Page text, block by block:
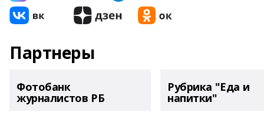
Партнеры
Фотобанк
журналистов РБ
Рубрика "Еда и
напитки"